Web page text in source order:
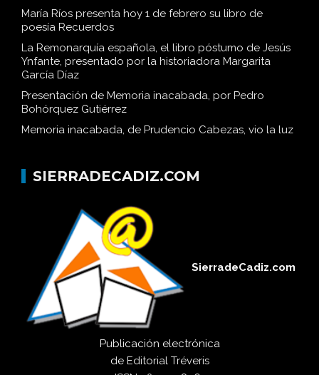
María Ríos presenta hoy 1 de febrero su libro de
poesía Recuerdos
La Remonarquía española, el libro póstumo de Jesús
Ynfante, presentado por la historiadora Margarita
García Díaz
Presentación de Memoria inacabada, por Pedro
Bohórquez Gutiérrez
Memoria inacabada, de Prudencio Cabezas, vio la luz
SIERRADECADIZ.COM
SierradeCadiz.com
Publicación electrónica
de Editorial Tréveris